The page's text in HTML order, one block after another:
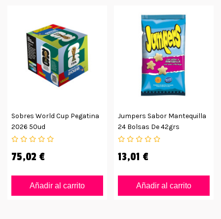
Sobres World Cup Pegatina
2026 50ud
75,02 €
Añadir al carrito
Jumpers Sabor Mantequilla
24 Bolsas De 42grs
13,01 €
Añadir al carrito